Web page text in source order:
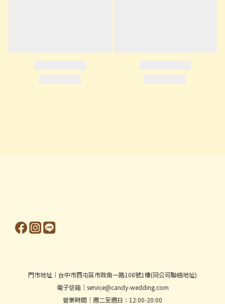
門市地址│台中市西屯區市政南一路108號1樓(同公司聯絡地址)
電子信箱│service@candy-wedding.com
營業時間│週二至週日：12:00-20:00